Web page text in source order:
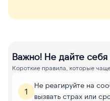
Важно! Не дайте себя
Короткие правила, которые
1
Не реагируйте на
вызвать страх или